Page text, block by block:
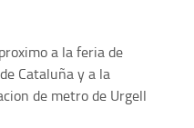
a la feria de
Cataluña y a la
de metro de Urgell